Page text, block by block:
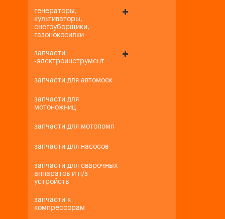
генераторы,
культиваторы,
снегоуборщики,
газонокосилки
запчасти
-электроинструмент
запчасти для автомоек
запчасти для
мотоножниц
запчасти для мотопомп
запчасти для насосов
запчасти для сварочных
аппаратов и п/з
устройств
запчасти к
компрессорам